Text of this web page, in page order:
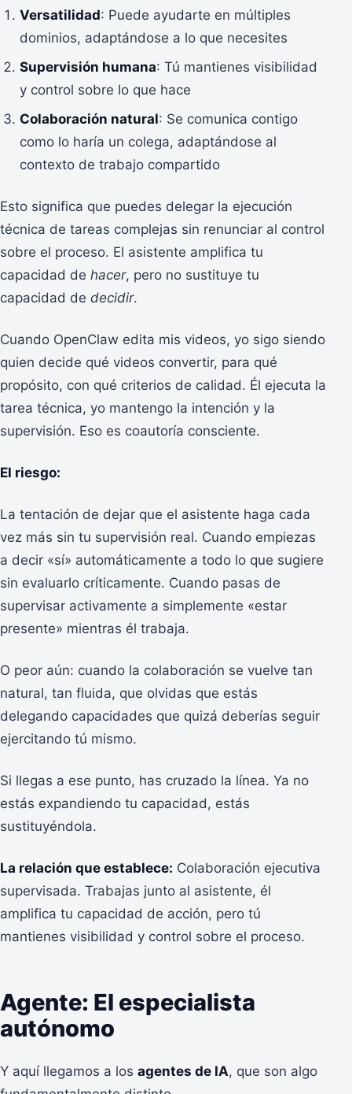
Versatilidad: Puede ayudarte en múltiples
dominios, adaptándose a lo que necesites
Supervisión humana: Tú mantienes visibilidad
y control sobre lo que hace
Colaboración natural: Se comunica contigo
como lo haría un colega, adaptándose al
contexto de trabajo compartido
Esto significa que puedes delegar la ejecución
técnica de tareas complejas sin renunciar al control
sobre el proceso. El asistente amplifica tu
capacidad de hacer, pero no sustituye tu
capacidad de decidir.
Cuando OpenClaw edita mis videos, yo sigo siendo
quien decide qué videos convertir, para qué
propósito, con qué criterios de calidad. Él ejecuta la
tarea técnica, yo mantengo la intención y la
supervisión. Eso es coautoría consciente.
El riesgo:
La tentación de dejar que el asistente haga cada
vez más sin tu supervisión real. Cuando empiezas
a decir «sí» automáticamente a todo lo que sugiere
sin evaluarlo críticamente. Cuando pasas de
supervisar activamente a simplemente «estar
presente» mientras él trabaja.
O peor aún: cuando la colaboración se vuelve tan
natural, tan fluida, que olvidas que estás
delegando capacidades que quizá deberías seguir
ejercitando tú mismo.
Si llegas a ese punto, has cruzado la línea. Ya no
estás expandiendo tu capacidad, estás
sustituyéndola.
La relación que establece: Colaboración ejecutiva
supervisada. Trabajas junto al asistente, él
amplifica tu capacidad de acción, pero tú
mantienes visibilidad y control sobre el proceso.
Agente: El especialista
autónomo
Y aquí llegamos a los agentes de IA, que son algo